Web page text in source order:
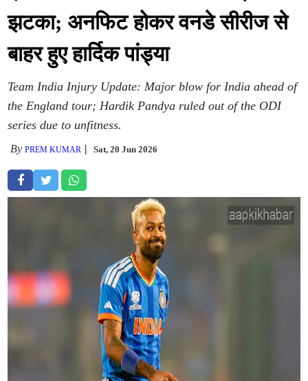
झटका; अनफिट होकर वनडे सीरीज से
बाहर हुए हार्दिक पांड्या
Team India Injury Update: Major blow for India ahead of
the England tour; Hardik Pandya ruled out of the ODI
series due to unfitness.
ByPREM KUMAR Sat, 20 Jun 2026